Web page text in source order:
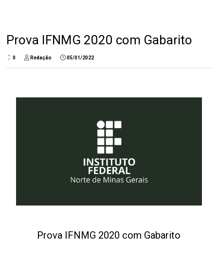
Prova IFNMG 2020 com Gabarito
0 Redação 05/01/2022
Prova IFNMG 2020 com Gabarito